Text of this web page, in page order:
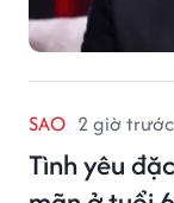
SAO 2 giờ trước
Tình yêu